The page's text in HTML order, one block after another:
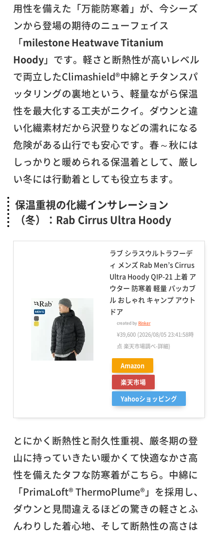
用性を備えた「万能防寒着」が、今シーズ
ンから登場の期待のニューフェイス
「milestone Heatwave Titanium
Hoody」です。軽さと断熱性が高いレベル
で両立したClimashield®中綿とチタンスパ
ッタリングの裏地という、軽量ながら保温
性を最大化する工夫がニクイ。ダウンと違
い化繊素材だから沢登りなどの濡れになる
危険がある山行でも安心です。春～秋には
しっかりと暖められる保温着として、厳し
い冬には行動着としても役立ちます。
保温重視の化繊インサレーション
（冬）：Rab Cirrus Ultra Hoody
ラブ シラスウルトラフーデ
ィ メンズ Rab Men’s Cirrus
Ultra Hoody QIP-21 上着 ア
ウター 防寒着 軽量 パッカブ
ル おしゃれ キャンプ アウト
ドア
created byRinker
¥39,600 (2026/08/05 23:41:58時
点 楽天市場調べ-詳細)
Amazon
楽天市場
Yahooショッピング
とにかく断熱性と耐久性重視、厳冬期の登
山に持っていきたい暖かくて快適なかさ高
性を備えたタフな防寒着がこちら。中綿に
「PrimaLoft® ThermoPlume®」を採用し、
ダウンと見間違えるほどの驚きの軽さとふ
んわりした着心地、そして断熱性の高さは